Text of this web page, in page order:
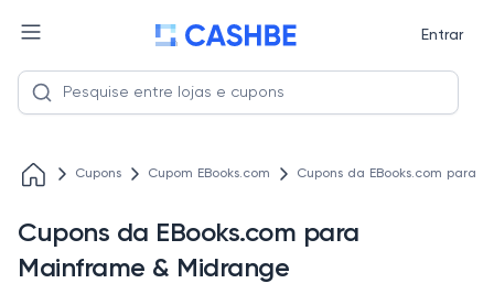
Entrar
Cupons Cupom EBooks.com Cupons da EBooks.com para
Cupons da EBooks.com para
Mainframe & Midrange